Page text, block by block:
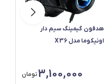
هدفون گیمینگ سیم دار
اونیکوما مدل X36
3,100,000تومان